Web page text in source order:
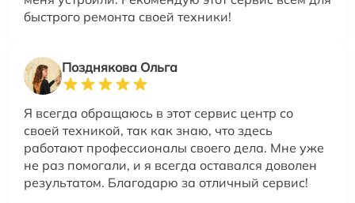
быстрого ремонта своей техники!
Позднякова Ольга
Я всегда обращаюсь в этот сервис центр со
своей техникой, так как знаю, что здесь
работают профессионалы своего дела. Мне уже
не раз помогали, и я всегда оставался доволен
результатом. Благодарю за отличный сервис!